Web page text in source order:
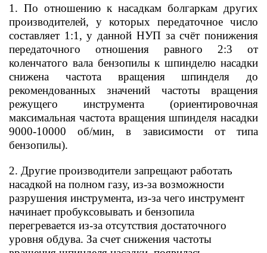
1. По отношению к насадкам болгаркам других
производителей, у которых передаточное число
составляет 1:1, у данной НУП за счёт понижения
передаточного отношения равного 2:3 от
коленчатого вала бензопилы к шпинделю насадки
снижена частота вращения шпинделя до
рекомендованных значений частоты вращения
режущего инструмента (ориентировочная
максимальная частота вращения шпинделя насадки
9000-10000 об/мин, в зависимости от типа
бензопилы).
2. Другие производители запрещают работать
насадкой на полном газу, из-за возможности
разрушения инструмента, из-за чего инструмент
начинает пробуксовывать и бензопила
перегревается из-за отсутствия достаточного
уровня обдува. За счет снижения частоты